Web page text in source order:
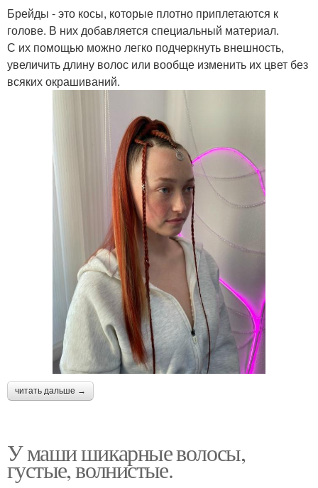
Брейды - это косы, которые плотно приплетаются к
голове. В них добавляется специальный материал.
С их помощью можно легко подчеркнуть внешность,
увеличить длину волос или вообще изменить их цвет без
всяких окрашиваний.
читать дальше →
У маши шикарные волосы,
густые, волнистые.